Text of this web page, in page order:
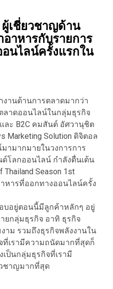
เชี่ยวชาญด้าน
าหารกับรายการ
นไลน์ครั้งแรกใน
านด้านการตลาดมากว่า
ลาดออนไลน์ในกลุ่มธุรกิจ
ละ B2C คมสันต์ อัศวานุชิต
Marketing Solution ดิจิตอล
ามากมายในวงการการ
โลกออนไลน์ กำลังตื่นเต้น
Thailand Season 1st
หารที่ออกทางออนไลน์ครั้ง
บอยู่ตอนนี้มีลูกค้าหลักๆ อยู่
ยกลุ่มธุรกิจ อาทิ ธุรกิจ
าม รวมถึงธุรกิจพลังงานใน
เรามีความถนัดมากที่สุดก็
ป็นกลุ่มธุรกิจที่เรามี
ชาญมากที่สุด